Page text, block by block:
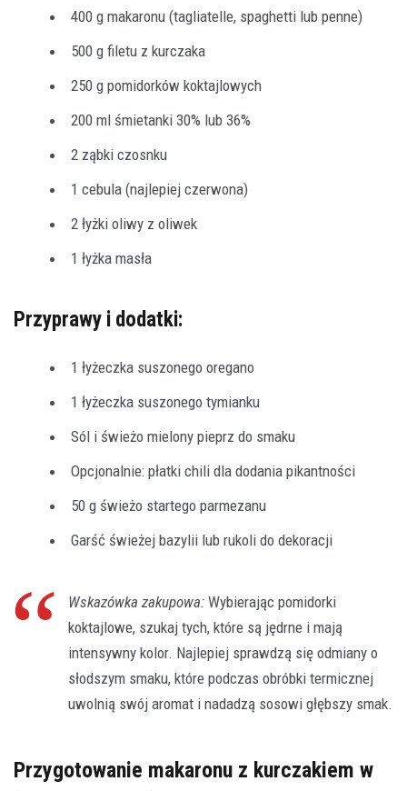
400 g makaronu (tagliatelle, spaghetti lub penne)
500 g filetu z kurczaka
250 g pomidorków koktajlowych
200 ml śmietanki 30% lub 36%
2 ząbki czosnku
1 cebula (najlepiej czerwona)
2 łyżki oliwy z oliwek
1 łyżka masła
Przyprawy i dodatki:
1 łyżeczka suszonego oregano
1 łyżeczka suszonego tymianku
Sól i świeżo mielony pieprz do smaku
Opcjonalnie: płatki chili dla dodania pikantności
50 g świeżo startego parmezanu
Garść świeżej bazylii lub rukoli do dekoracji
Wskazówka zakupowa: Wybierając pomidorki
koktajlowe, szukaj tych, które są jędrne i mają
intensywny kolor. Najlepiej sprawdzą się odmiany o
słodszym smaku, które podczas obróbki termicznej
uwolnią swój aromat i nadadzą sosowi głębszy smak.
Przygotowanie makaronu z kurczakiem w